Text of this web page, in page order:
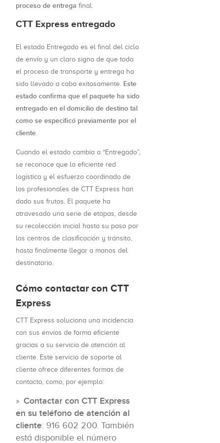
proceso de entrega final.
CTT Express entregado
El estado Entregado es el final del ciclo
de envío y un claro signo de que todo
el proceso de transporte y entrega ha
sido llevado a cabo exitosamente. Este
estado confirma que el paquete ha sido
entregado en el domicilio de destino tal
como se especificó previamente por el
cliente
Cuando el estado cambia a “Entregado”,
se reconoce que la eficiente red
logística y el esfuerzo coordinado de
los profesionales de CTT Express han
dado sus frutos. El paquete ha
atravesado una serie de etapas, desde
su recolección inicial hasta su paso por
los centros de clasificación y tránsito,
hasta finalmente llegar a manos del
destinatario.
Cómo contactar con CTT
Express
CTT Express soluciona una incidencia
con sus envíos de forma eficiente
gracias a su servicio de atención al
cliente. Este servicio de soporte al
cliente ofrece diferentes formas de
contacto, como, por ejemplo:
Contactar con CTT Express
en su teléfono de atención al
cliente: 916 602 200. También
está disponible el número